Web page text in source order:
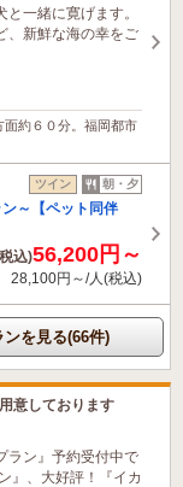
一緒に寛げます。
、新鮮な海の幸をご
約６０分。福岡都市
ツイン 朝・夕
～【ペット同伴
込)56,200円～
28,100円～/人(税込)
ンを見る(66件)
意しております
ラン』予約受付中で
』、大好評！『イカ